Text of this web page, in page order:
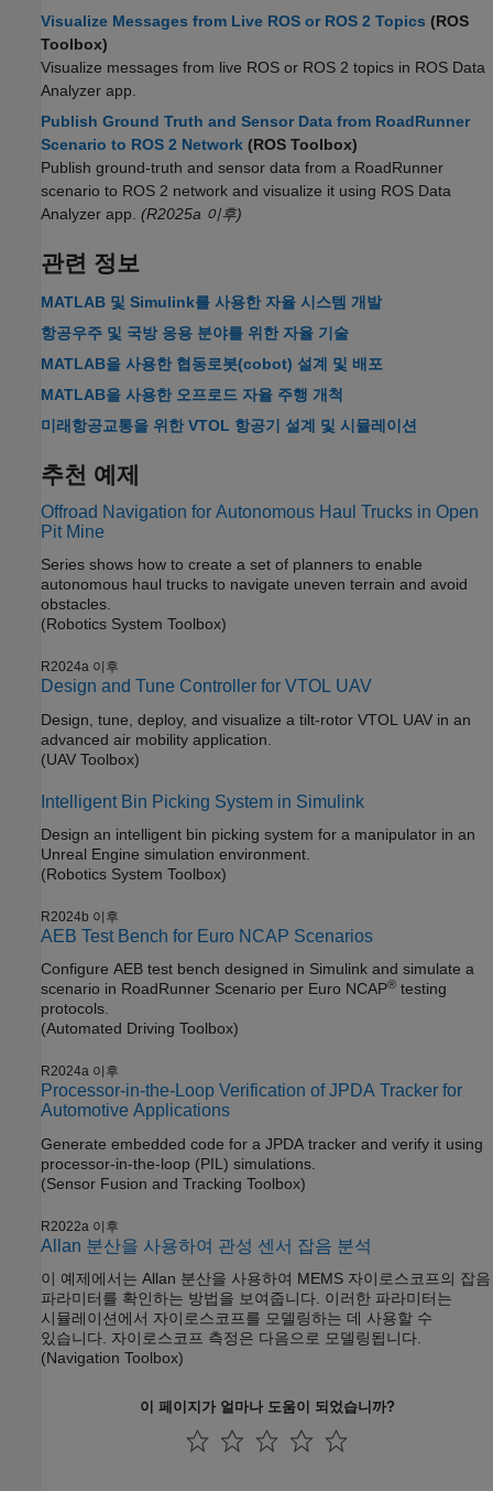
Visualize Messages from Live ROS or ROS 2 Topics (ROS
Toolbox)
Visualize messages from live ROS or ROS 2 topics in ROS Data
Analyzer app.
Publish Ground Truth and Sensor Data from RoadRunner
Scenario to ROS 2 Network (ROS Toolbox)
Publish ground-truth and sensor data from a RoadRunner
scenario to ROS 2 network and visualize it using ROS Data
Analyzer app. (R2025a 이후)
관련 정보
MATLAB 및 Simulink를 사용한 자율 시스템 개발
항공우주 및 국방 응용 분야를 위한 자율 기술
MATLAB을 사용한 협동로봇(cobot) 설계 및 배포
MATLAB을 사용한 오프로드 자율 주행 개척
미래항공교통을 위한 VTOL 항공기 설계 및 시뮬레이션
추천 예제
Offroad Navigation for Autonomous Haul Trucks in Open
Pit Mine
Series shows how to create a set of planners to enable
autonomous haul trucks to navigate uneven terrain and avoid
obstacles.
(Robotics System Toolbox)
R2024a 이후
Design and Tune Controller for VTOL UAV
Design, tune, deploy, and visualize a tilt-rotor VTOL UAV in an
advanced air mobility application.
(UAV Toolbox)
Intelligent Bin Picking System in Simulink
Design an intelligent bin picking system for a manipulator in an
Unreal Engine simulation environment.
(Robotics System Toolbox)
R2024b 이후
AEB Test Bench for Euro NCAP Scenarios
Configure AEB test bench designed in Simulink and simulate a
scenario in RoadRunner Scenario per Euro NCAP® testing
protocols.
(Automated Driving Toolbox)
R2024a 이후
Processor-in-the-Loop Verification of JPDA Tracker for
Automotive Applications
Generate embedded code for a JPDA tracker and verify it using
processor-in-the-loop (PIL) simulations.
(Sensor Fusion and Tracking Toolbox)
R2022a 이후
Allan 분산을 사용하여 관성 센서 잡음 분석
이 예제에서는 Allan 분산을 사용하여 MEMS 자이로스코프의 잡음
파라미터를 확인하는 방법을 보여줍니다. 이러한 파라미터는
시뮬레이션에서 자이로스코프를 모델링하는 데 사용할 수
있습니다. 자이로스코프 측정은 다음으로 모델링됩니다.
(Navigation Toolbox)
이 페이지가 얼마나 도움이 되었습니까?